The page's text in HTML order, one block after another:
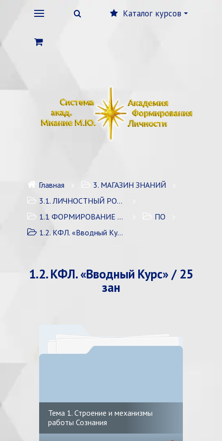
Каталог курсов
Главная
3. МАГАЗИН ЗНАНИЙ
3.1. ЛИЧНОСТНЫЙ РОСТ
1.1 ФОРМИРОВАНИЕ ЛИЧНОСТИ
ПО
1.2. КФЛ. «Вводный Курс» / 25 зан
1.2. КФЛ. «Вводный Курс» / 25
зан
Тема 1. Строение и механизмы
работы Сознания